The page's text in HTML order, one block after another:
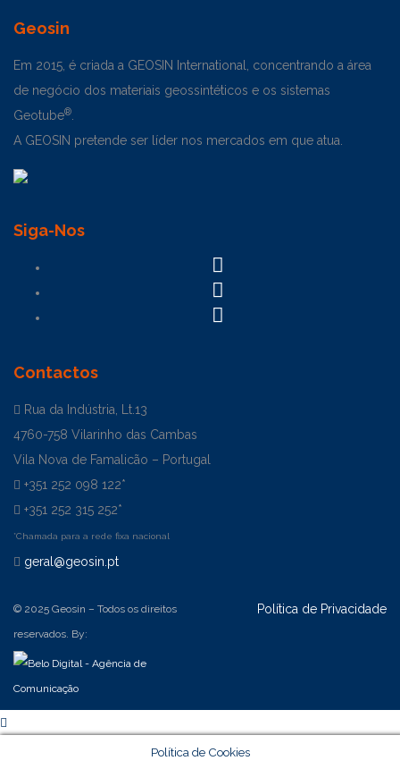
Geosin
Em 2015, é criada a GEOSIN International, concentrando a área
de negócio dos materiais geossintéticos e os sistemas
Geotube®.
A GEOSIN pretende ser líder nos mercados em que atua.
Siga-Nos
Contactos
Rua da Indústria, Lt.13
4760-758 Vilarinho das Cambas
Vila Nova de Famalicão – Portugal
+351 252 098 122*
+351 252 315 252*
*Chamada para a rede fixa nacional
geral@geosin.pt
© 2025 Geosin – Todos os direitos
reservados. By:
Política de Privacidade
Política de Cookies